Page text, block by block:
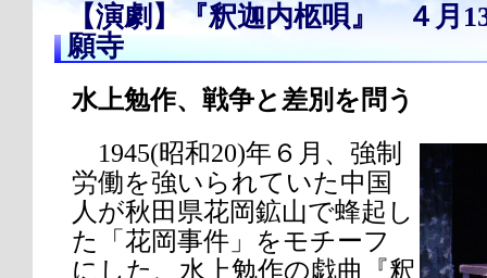
【演劇】『釈迦内柩唄』 ４月
願寺
水上勉作、戦争と差別を問う
1945(昭和20)年６月、強制
労働を強いられていた中国
人が秋田県花岡鉱山で蜂起し
た「花岡事件」をモチーフ
にした、水上勉作の戯曲『釈